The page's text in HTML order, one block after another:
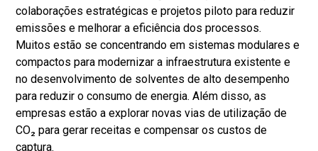
colaborações estratégicas e projetos piloto para reduzir
emissões e melhorar a eficiência dos processos.
Muitos estão se concentrando em sistemas modulares e
compactos para modernizar a infraestrutura existente e
no desenvolvimento de solventes de alto desempenho
para reduzir o consumo de energia. Além disso, as
empresas estão a explorar novas vias de utilização de
CO₂ para gerar receitas e compensar os custos de
captura.